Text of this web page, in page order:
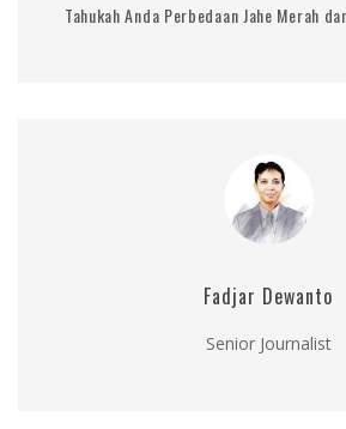
Tahukah Anda Perbedaan Jahe Merah
Fadjar Dewanto
Senior Journalist